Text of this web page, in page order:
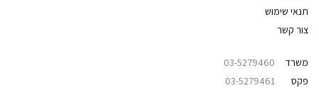
תנאי שימוש
צור קשר
משרד
03-5279460
פקס